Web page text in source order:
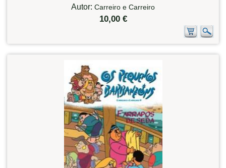
Autor: Carreiro e Carreiro
10,00 €